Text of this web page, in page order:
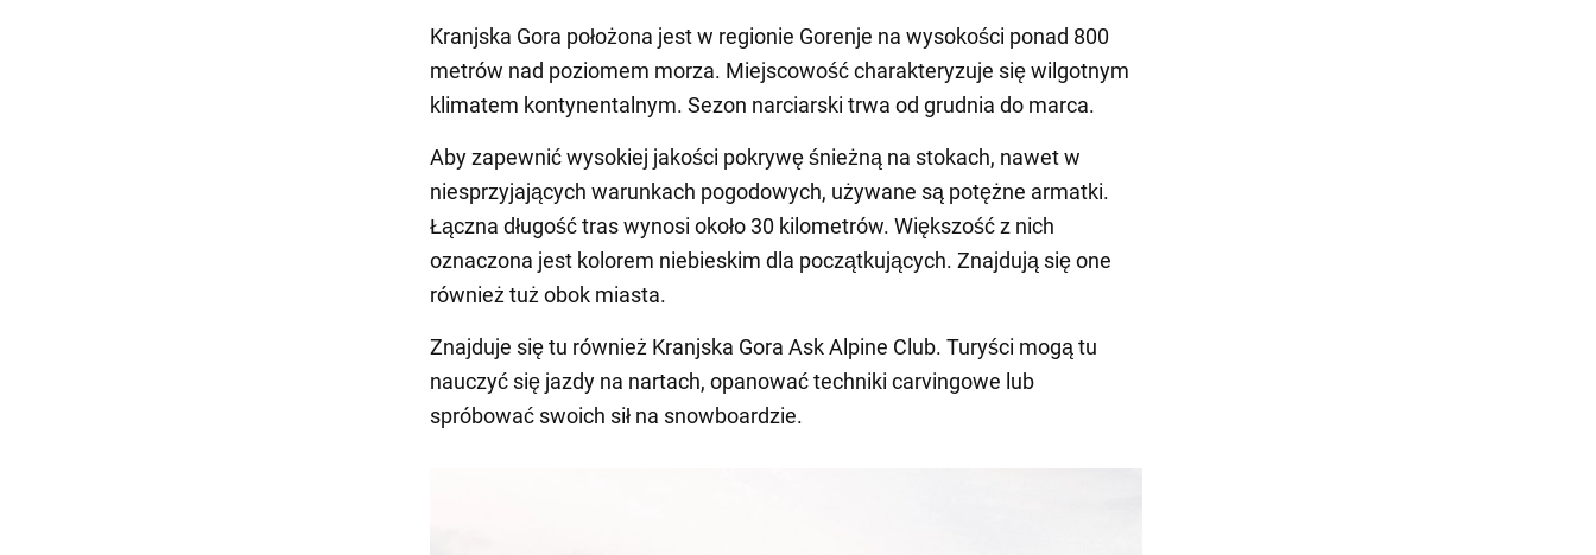
Kranjska Gora położona jest w regionie Gorenje na wysokości ponad 800
metrów nad poziomem morza. Miejscowość charakteryzuje się wilgotnym
klimatem kontynentalnym. Sezon narciarski trwa od grudnia do marca.
Aby zapewnić wysokiej jakości pokrywę śnieżną na stokach, nawet w
niesprzyjających warunkach pogodowych, używane są potężne armatki.
Łączna długość tras wynosi około 30 kilometrów. Większość z nich
oznaczona jest kolorem niebieskim dla początkujących. Znajdują się one
również tuż obok miasta.
Znajduje się tu również Kranjska Gora Ask Alpine Club. Turyści mogą tu
nauczyć się jazdy na nartach, opanować techniki carvingowe lub
spróbować swoich sił na snowboardzie.